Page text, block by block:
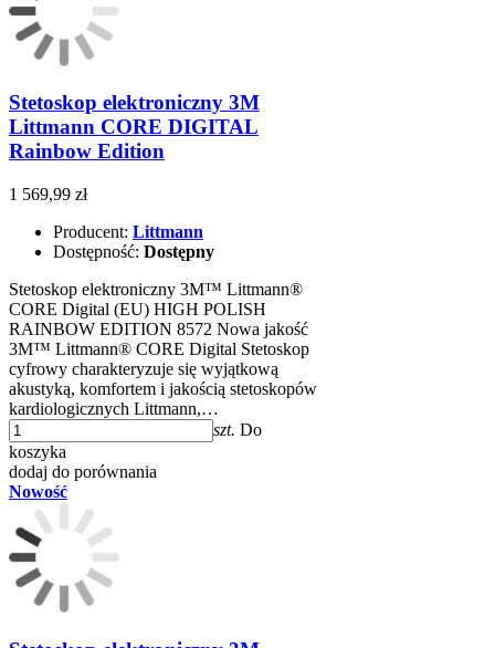
Stetoskop elektroniczny 3M
Littmann CORE DIGITAL
Rainbow Edition
1 569,99 zł
Producent: Littmann
Dostępność: Dostępny
Stetoskop elektroniczny 3M™ Littmann®
CORE Digital (EU) HIGH POLISH
RAINBOW EDITION 8572 Nowa jakość
3M™ Littmann® CORE Digital Stetoskop
cyfrowy charakteryzuje się wyjątkową
akustyką, komfortem i jakością stetoskopów
kardiologicznych Littmann,…
szt. Do
koszyka
dodaj do porównania
Nowość